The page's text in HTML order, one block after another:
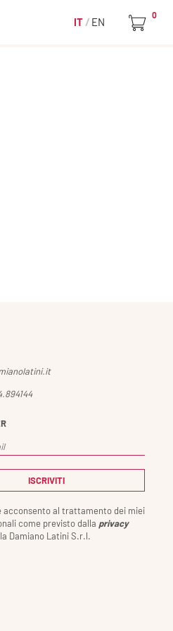
IT EN
0
acconsento al trattamento dei miei
come previsto dalla privacy
Damiano Latini S.r.l.